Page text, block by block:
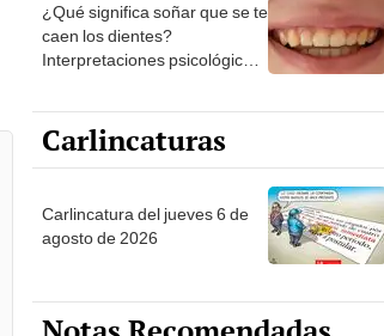
¿Qué significa soñar que se te
caen los dientes?
Interpretaciones psicológicas
Carlincaturas
Carlincatura del jueves 6 de
agosto de 2026